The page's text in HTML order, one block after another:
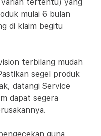
tertentu) yang
mulai 6 bulan
di klaim begitu
terbilang mudah
segel produk
datangi Service
dapat segera